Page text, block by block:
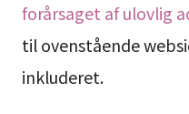
forårsaget af ulovlig
til ovenstående
inkluderet.